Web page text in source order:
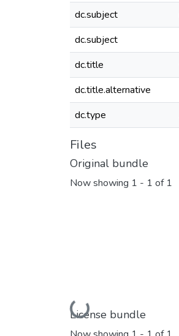
dc.subject
dc.subject
dc.title
dc.title.alternative
dc.type
Files
Original bundle
Now showing 1 - 1 of 1
Loading...
License bundle